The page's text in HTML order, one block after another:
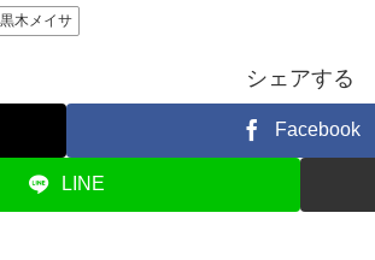
黒木メイサ
シェアする
Facebook
LINE